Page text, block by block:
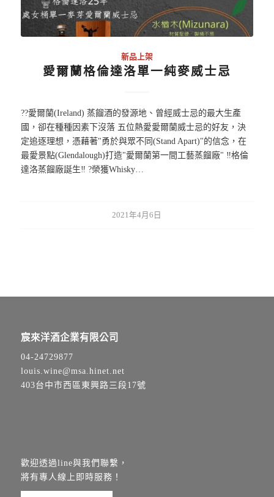
新品上架
愛爾蘭格倫達洛單一純麥威士忌
??愛爾蘭(Ireland) 蒸餾酒的發源地、曾經威士忌的最大生產
國，卻在種種因素下沒落 五位熱愛愛爾蘭威士忌的好友，決
定追逐理想，憑藉著"勇於與眾不同(Stand Apart)"的信念，在
最愛景點(Glendalough)打造"愛爾蘭第一間工藝蒸餾廠" ‼️格倫
達洛蒸餾廠誕生‼️ ?榮獲Whisky…
2021年4月6日
宸來洋酒企業有限公司
04-24729877
louis.wine@msa.hinet.net
403台中市西區東興路三段17號
歡迎透過line與我們聯繫，
將有專人線上即時服務！